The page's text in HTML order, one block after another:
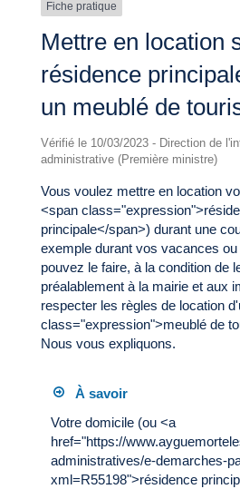
Fiche pratique
Mettre en location
résidence
un meublé de
Vérifié le 10/03/2023 - Direction de
administrative (Première ministre)
Vous voulez mettre en location
<span
principale</span>) durant une
exemple durant vos vacances
pouvez le faire, à la condition de
préalablement à la mairie et aux
respecter les règles de location
class="expression">meublé de
Nous vous expliquons.
À savoir
Votre domicile (ou <a
href="https://
administratives/e-demarches-
xml=R55198">résidence